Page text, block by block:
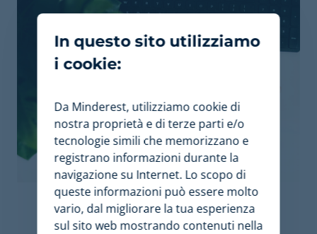
In questo sito utilizziamo
i cookie:
Da Minderest, utilizziamo cookie di
nostra proprietà e di terze parti e/o
tecnologie simili che memorizzano e
registrano informazioni durante la
navigazione su Internet. Lo scopo di
queste informazioni può essere molto
vario, dal migliorare la tua esperienza
sul sito web mostrando contenuti nella